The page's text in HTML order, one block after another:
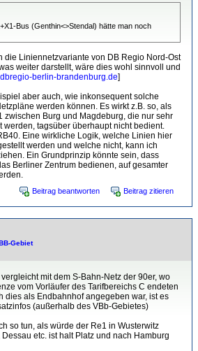
Bus (Genthin<>Stendal) hätte man noch
die Liniennetzvariante von DB Regio Nord-Ost
weiter darstellt, wäre dies wohl sinnvoll und
berlin-brandenburg.de]
aber auch, wie inkonsequent solche
werden können. Es wirkt z.B. so, als
zwischen Burg und Magdeburg, die nur sehr
werden, tagsüber überhaupt nicht bedient.
Eine wirkliche Logik, welche Linien hier
werden und welche nicht, kann ich
Ein Grundprinzip könnte sein, dass
Berliner Zentrum bedienen, auf gesamter
Beitrag beantworten Beitrag zitieren
Gebiet
mit dem S-Bahn-Netz der 90er, wo
vom Vorläufer des Tarifbereichs C endeten
dies als Endbahnhof angegeben war, ist es
(außerhalb des VBb-Gebietes)
so tun, als würde der Re1 in Wusterwitz
etc. ist halt Platz und nach Hamburg